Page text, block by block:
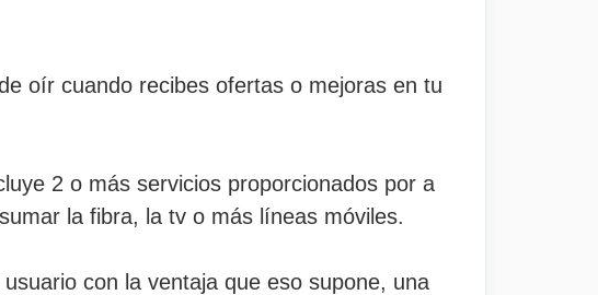
oír cuando recibes ofertas o mejoras en tu
2 o más servicios proporcionados por a
la fibra, la tv o más líneas móviles.
con la ventaja que eso supone, una